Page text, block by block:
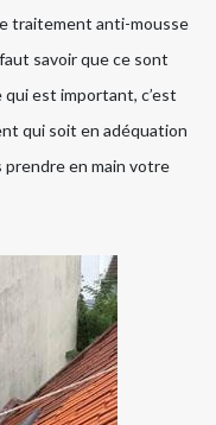
traitement anti-mousse
savoir que ce sont
est important, c’est
qui soit en adéquation
en main votre